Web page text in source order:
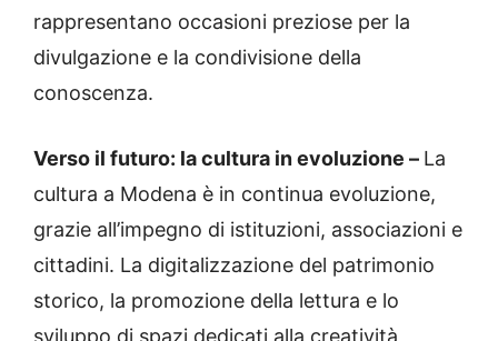
rappresentano occasioni preziose per la
divulgazione e la condivisione della
conoscenza.
Verso il futuro: la cultura in evoluzione – La
cultura a Modena è in continua evoluzione,
grazie all’impegno di istituzioni, associazioni e
cittadini. La digitalizzazione del patrimonio
storico, la promozione della lettura e lo
sviluppo di spazi dedicati alla creatività